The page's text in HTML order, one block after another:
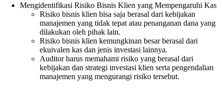
Mengidentifikasi Risiko Bisnis Klien yang Mempengaruhi Kas
Risiko bisnis klien bisa saja berasal dari kebijakan
manajemen yang tidak tepat atau penanganan dana yang
dilakukan oleh pihak lain.
Risiko bisnis klien kemungkinan besar berasal dari
ekuivalen kas dan jenis investasi lainnya.
Auditor harus memahami risiko yang berasal dari
kebijakan dan strategi investasi klien serta pengendalian
manajemen yang mengurangi risiko tersebut.